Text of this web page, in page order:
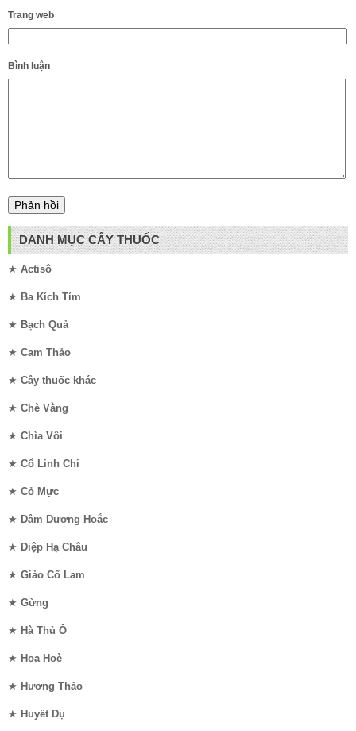
Trang web
Bình luận
DANH MỤC CÂY THUỐC
★ Actisô
★ Ba Kích Tím
★ Bạch Quả
★ Cam Thảo
★ Cây thuốc khác
★ Chè Vằng
★ Chìa Vôi
★ Cổ Linh Chi
★ Cỏ Mực
★ Dâm Dương Hoắc
★ Diệp Hạ Châu
★ Giảo Cổ Lam
★ Gừng
★ Hà Thủ Ô
★ Hoa Hoè
★ Hương Thảo
★ Huyết Dụ